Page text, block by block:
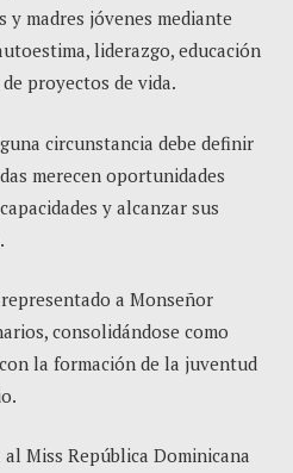
y madres jóvenes mediante
liderazgo, educación
proyectos de vida.
circunstancia debe definir
merecen oportunidades
y alcanzar sus
a Monseñor
consolidándose como
la formación de la juventud
Miss República Dominicana